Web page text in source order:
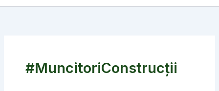
#MuncitoriConstrucții